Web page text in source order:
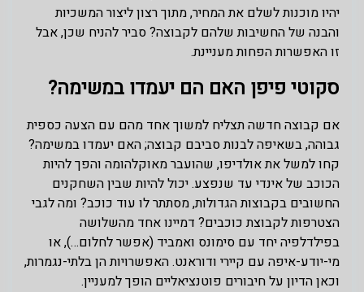
יהיו מוכנות לשלם את המחיר, מתוך רצון ליצור המשכיות
והבנה של החשיבות שלהם לקבוצה? סביר להניח שכן, אבל
זו האפשרות הפחות מעניינת.
סקוטי פיפן האם הם יעמדו במשימה?
אם קבוצה חדשה תצליח למשוך אחד מהם עם הצעה כספית
גבוהה, בשאיפה לבנות סביבם קבוצה; האם יעמדו במשימה?
קחו למשל את אולדיפו, שהועבר מאוקלהומה והפך להיות
הכוכב של אינדי עד שנפצע. יכול להיות שבין השחקנים
החשובים בקבוצות הגדולות, מסתתר לו עוד כוכב? ומה לגבי
הצטרפות לקבוצת כוכבים? דמיינו אחד מהשלושה
בפילדלפיה יחד עם סימונס ואמביד (אפשר לחלום…), או
מי-יודע-איפה עם קיירי ודוראנט. האפשרויות הן בלתי-נגמרות,
וכאן הדיון על חיבורים פוטנציאליים הופך למעניין.